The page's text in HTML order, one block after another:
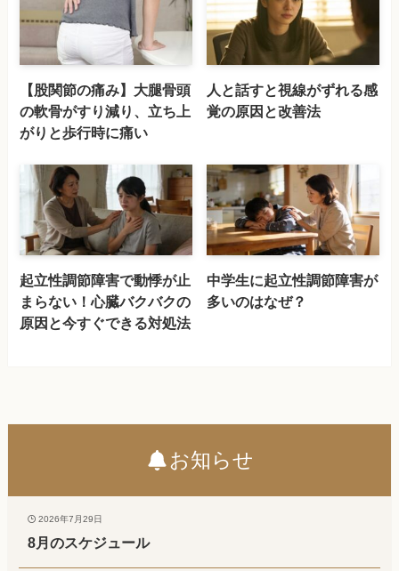
【股関節の痛み】大腿骨頭
の軟骨がすり減り、立ち上
がりと歩行時に痛い
人と話すと視線がずれる感
覚の原因と改善法
起立性調節障害で動悸が止
まらない！心臓バクバクの
原因と今すぐできる対処法
中学生に起立性調節障害が
多いのはなぜ？
お知らせ
2026年7月29日
8月のスケジュール